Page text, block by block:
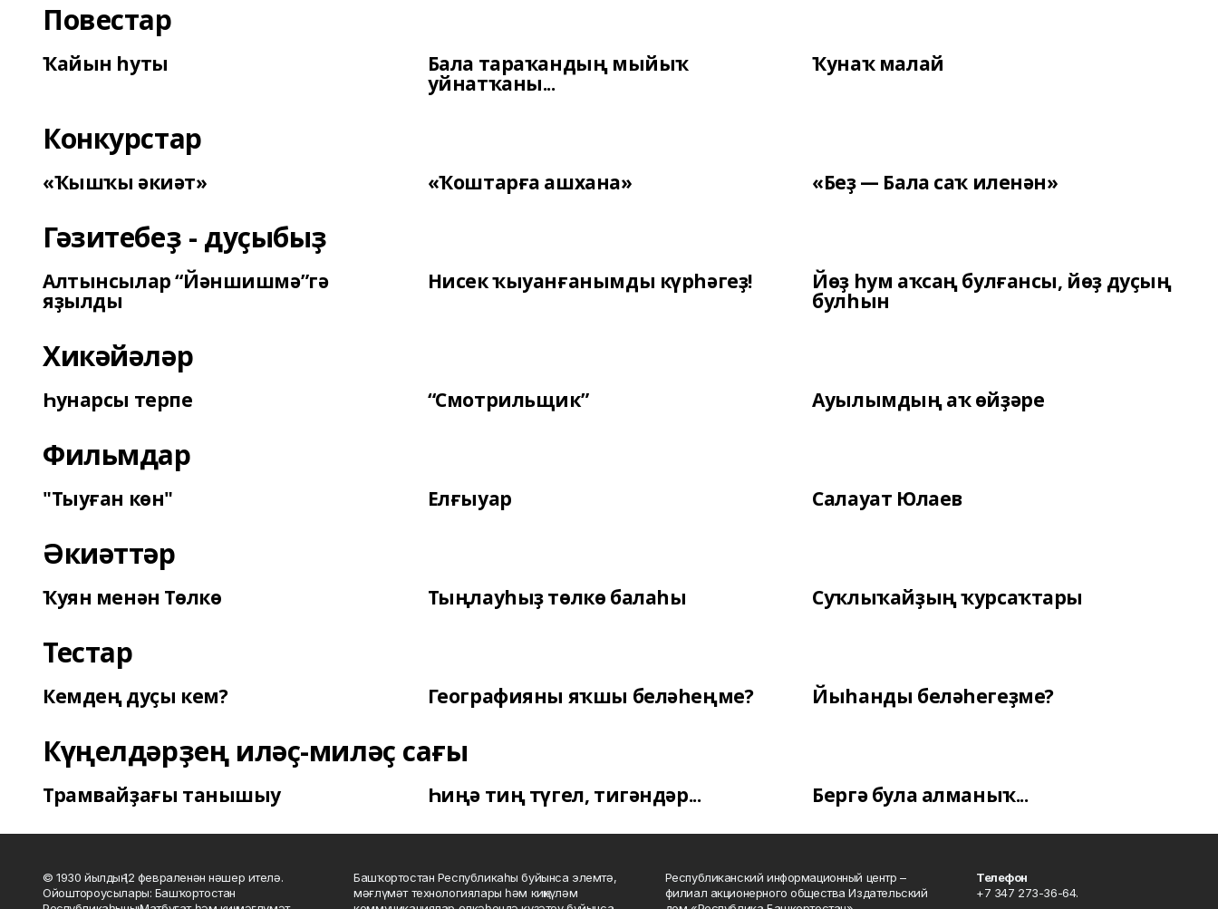
Повестар
Ҡайын һуты Бала тараҡандың мыйыҡ
уйнатҡаны...
Ҡунаҡ малай
Конкурстар
«Ҡышҡы әкиәт» «Ҡоштарға ашхана» «Беҙ — Бала саҡ иленән»
Гәзитебеҙ - дуҫыбыҙ
Алтынсылар “Йәншишмә”гә
яҙылды
Нисек ҡыуанғанымды күрһәгеҙ! Йөҙ һум аҡсаң булғансы, йөҙ дуҫың
булһын
Хикәйәләр
Һунарсы терпе “Смотрильщик” Ауылымдың аҡ өйҙәре
Фильмдар
"Тыуған көн" Елғыуар Салауат Юлаев
Әкиәттәр
Ҡуян менән Төлкө Тыңлауһыҙ төлкө балаһы Суҡлыҡайҙың ҡурсаҡтары
Тестар
Кемдең дуҫы кем? Географияны яҡшы беләһеңме? Йыһанды беләһегеҙме?
Күңелдәрҙең иләҫ-миләҫ сағы
Трамвайҙағы танышыу Һиңә тиң түгел, тигәндәр... Бергә була алманыҡ...
© 1930 йылдың 12 февраленән нәшер ителә.
Ойоштороусылары: Башҡортостан
Башҡортостан Республикаһы буйынса элемтә,
мәғлүмәт технологиялары һәм киңкүләм
Республиканский информационный центр –
филиал акционерного общества Издательский
Телефон
+7 347 273-36-64.